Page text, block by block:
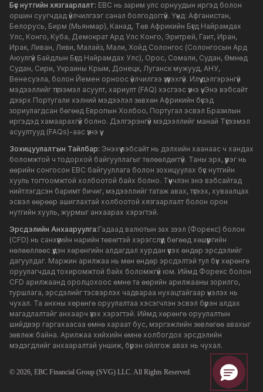
Бүс нутгийн хязгаарлалт: EBC нь зарим улс орнуудын иргэд болон
оршин суугчдад үйлчилгээг санал болгодоггүй. Үүнд: Афганистан,
Белорусь, Бирм (Мьянмар), Канад, Төв Африкийн Бүгд Найрамдах
Улс, Конго, Куба, Демократ Ард Улс Конго, Эритрей, Гаит, Иран,
Ирак, Ливан, Ливи, Малайз, Мали, Хойд Солонгос (Солонгосын Ард
Аюулгүй Байдлын Бүгд Найрамдах Улс), Орос, Сомали, Судан, Өмнөд
Судан, Сири, Украины Крым, Донецк, Луганск мужууд, АНУ,
Венесуэла, болон Йемен орноос үйлчилгээ үзүүлэхгүй. Илүү дэлгэрэнгүй
мэдээллийг түгээмэл асуулт, хариулт (FAQ) хэсгээс үзнэ үү. Энэ вэбсайт
дээрх Португали хэлний мэдээлэл зөвхөн Африкийн бүсэд
зориулагдсан бөгөөд Европын Холбоо, Португал эсвэл Бразилын
иргэдэд хамаарахгүй болно. Дэлгэрэнгүй мэдээллийг манай Түгээмэл
асуултууд (FAQs)-аас үзнэ үү.
Зохицуулалтын Тайлбар: Энэхүү вэбсайт нь дэлхийн хаанаас ч хандах
боломжтой ч тодорхой байгууллагыг төлөөлдөггүй. Таны эрх, үүрэг нь
өөрийн сонгосон EBC байгууллага болон зохицуулах бүс нутгийн
хууль тогтоомжтой холбоотой байх болно. Түүнчлэн энэ вэбсайтад
нийтлэгдсэн баримт бичиг, мэдээллийг татаж авах, түгээх, хуваалцах
эсвэл өөрөөр ашиглахтай холбоотой хязгаарлалт болон орон
нутгийн хууль, журмыг анхаарах хэрэгтэй.
Эрсдэлийн Анхааруулга:Гадаад валютын зах зээл (Форекс) болон
(CFD) нь санхүүгийн нарийн төвөгтэй хэрэгслүүд бөгөөд хөшүүргийн
нөлөөллөөс үүдэн хөрөнгийн алдагдал хурдан үүсэх өндөр эрсдэлийг
дагуулдаг. Маржин арилжаа нь мөн өндөр эрсдэлтэй тул бүх хөрөнгө
оруулагчдад тохиромжтой байх боломжгүй юм. Иймд Форекс болон
CFD арилжаанд оролцохоос өмнө та өөрийн арилжааны зорилго,
туршлага, эрсдэлийг тэсвэрлэх чадвараа нухацтайгаар үнэлэх нь
чухал. Та анхны хөрөнгө оруулалтаа хэсэгчлэн эсвэл бүрэн алдах
магадлалтайг анхаарч үзэх хэрэгтэй. Иймд хөрөнгө оруулалтын
шийдвэр гаргахаасаа өмнө хараат бус, мэргэжлийн зөвлөгөө авахыг
зөвлөж байна. Арилжаа хийхийн өмнө холбогдох эрсдэлийн
мэдэгдлийг анхааралтай уншиж, бүрэн ойлгож авах нь чухал.
© 2026, EBC Financial Group (SVG) LLC. All Rights Reserved.